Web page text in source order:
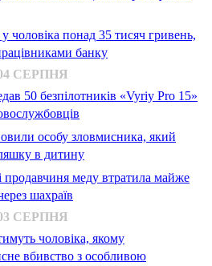
чоловіка понад 35 тисяч гривень,
банку
СЕРПНЯ
50 безпілотників «Vyriy Pro 15»
особу зловмисника, який
в дитину
меду втратила майже
шахраїв
СЕРПНЯ
чоловіка, якому
вбивство з особливою